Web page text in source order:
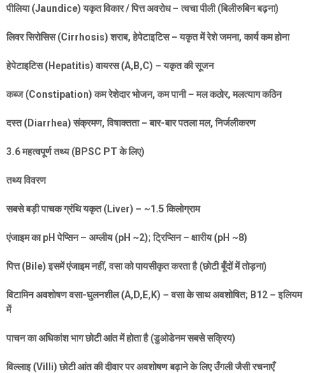
पीलिया (Jaundice)यकृत विकार / पित्त अवरोध – त्वचा पीली (बिलीरुबिन बढ़ना)
लिवर सिरोसिस (Cirrhosis)शराब,हेपेटाइटिस – यकृत में रेशे जमना,कार्य कम होना
हेपेटाइटिस (Hepatitis)वायरस (A,B,C) –यकृत की सूजन
कब्ज (Constipation)कम रेशेदार भोजन,कम पानी – मल कठोर,मलत्याग कठिन
दस्त (Diarrhea)संक्रमण,विषाक्तता – बार-बार पतला मल,निर्जलीकरण
3.6महत्वपूर्ण तथ्य (BPSC PTके लिए)
तथ्य विवरण
सबसे बड़ी पाचक ग्रंथि यकृत (Liver) – ~1.5किलोग्राम
एंजाइम काpHपेप्सिन – अम्लीय (pH ~2);ट्रिप्सिन – क्षारीय (pH ~8)
पित्त (Bile)इसमें एंजाइम नहीं,वसा को पायसीकृत करता है (छोटी बूँदों में तोड़ना)
विटामिन अवशोषण वसा-घुलनशील (A,D,E,K) –वसा के साथ अवशोषित; B12 –इलियम
में
पाचन का अधिकांश भाग छोटी आंत में होता है (डुओडेनम सबसे सक्रिय)
विल्लाइ (Villi)छोटी आंत की दीवार पर अवशोषण बढ़ाने के लिए उँगली जैसी रचनाएँ